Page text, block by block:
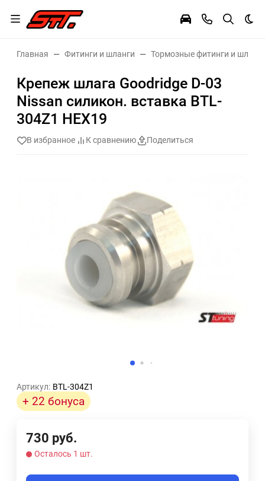
Главная Фитинги и шланги Тормозные фитинги и
Крепеж шлага Goodridge D-03
Nissan силикон. вставка BTL-
304Z1 HEX19
В избранное К сравнению Поделиться
Артикул: BTL-304Z1
+ 22 бонуса
730 руб.
Осталось 1 шт.